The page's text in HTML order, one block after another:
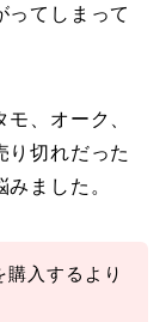
ってしまって
、オーク、
り切れだった
ました。
入するより